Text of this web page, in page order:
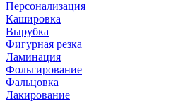
Персонализация
Кашировка
Вырубка
Фигурная резка
Ламинация
Фольгирование
Фальцовка
Лакирование